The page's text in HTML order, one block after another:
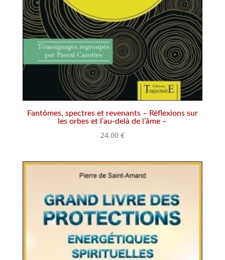
Fantômes, spectres et revenants – Réflexions sur
les orbes et l’au-delà de l’âme –
24.00 €